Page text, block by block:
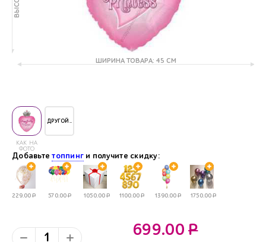
ШИРИНА ТОВАРА: 45 СМ
КАК НА
ФОТО
ДРУГОЙ..
Добавьтетоппинг и получите скидку:
229.00Р 570.00Р 1050.00Р 1100.00Р 1390.00Р 1750.00Р
699.00 Р